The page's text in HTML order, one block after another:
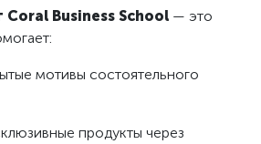
Business School — это
мотивы состоятельного
продукты через